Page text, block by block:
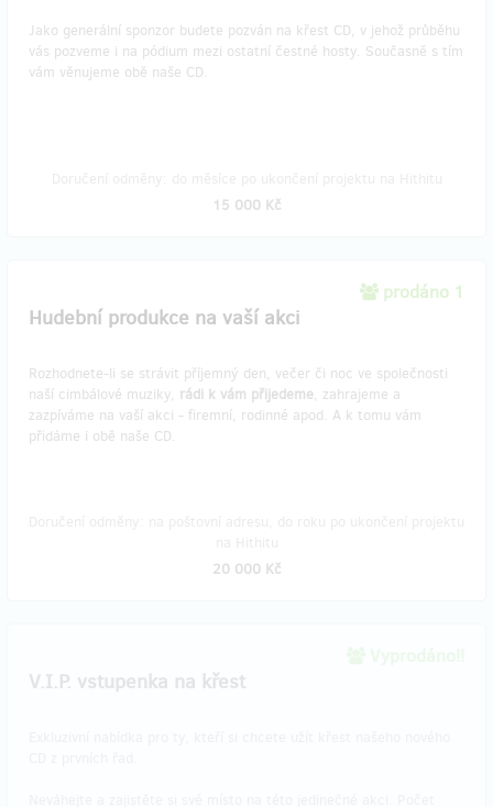
Jako generální sponzor budete pozván na křest CD, v jehož průběhu
vás pozveme i na pódium mezi ostatní čestné hosty. Současně s tím
vám věnujeme obě naše CD.
15 000 Kč
prodáno 1
Hudební produkce na vaší akci
Rozhodnete-li se strávit příjemný den, večer či noc ve společnosti
naší cimbálové muziky, rádi k vám přijedeme, zahrajeme a
zazpíváme na vaší akci - firemní, rodinné apod. A k tomu vám
přidáme i obě naše CD.
20 000 Kč
V.I.P. vstupenka na křest